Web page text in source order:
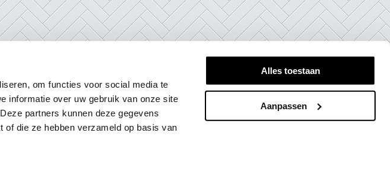
om functies voor social media te
informatie over uw gebruik van onze site
partners kunnen deze gegevens
of die ze hebben verzameld op basis van
Alles toestaan
Aanpassen
Cookie Beleid